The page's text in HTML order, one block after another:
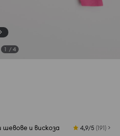
1 / 4
шевове и вискоза 4,9/5 (191)